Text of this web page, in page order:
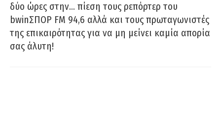
δύο ώρες στην… πίεση τους ρεπόρτερ του
bwinΣΠΟΡ FM 94,6 αλλά και τους πρωταγωνιστές
της επικαιρότητας για να μη μείνει καμία απορία
σας άλυτη!